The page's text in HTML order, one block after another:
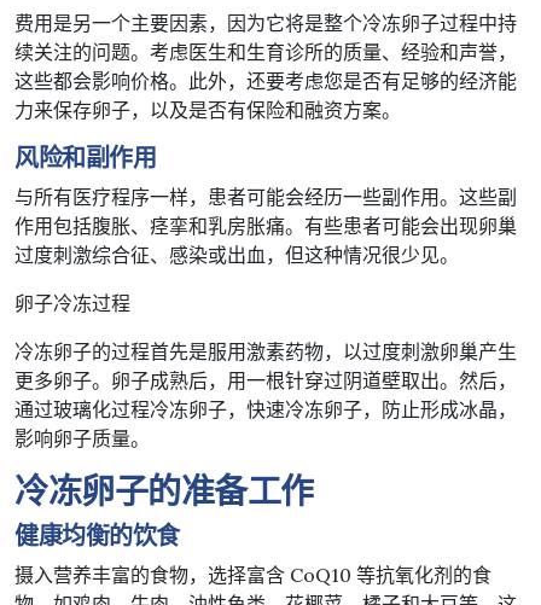
费用是另一个主要因素，因为它将是整个冷冻卵子过程中持
续关注的问题。考虑医生和生育诊所的质量、经验和声誉，
这些都会影响价格。此外，还要考虑您是否有足够的经济能
力来保存卵子，以及是否有保险和融资方案。
风险和副作用
与所有医疗程序一样，患者可能会经历一些副作用。这些副
作用包括腹胀、痉挛和乳房胀痛。有些患者可能会出现卵巢
过度刺激综合征、感染或出血，但这种情况很少见。
卵子冷冻过程
冷冻卵子的过程首先是服用激素药物，以过度刺激卵巢产生
更多卵子。卵子成熟后，用一根针穿过阴道壁取出。然后，
通过玻璃化过程冷冻卵子，快速冷冻卵子，防止形成冰晶，
影响卵子质量。
冷冻卵子的准备工作
健康均衡的饮食
摄入营养丰富的食物，选择富含 CoQ10 等抗氧化剂的食